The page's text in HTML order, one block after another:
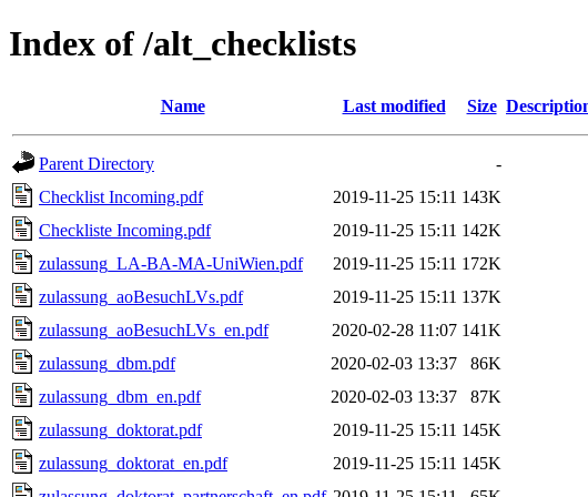
Index of /alt_checklists
Name Last modified Size
Parent Directory
-
Checklist Incoming.pdf
2019-11-25 15:11 143K
Checkliste Incoming.pdf
2019-11-25 15:11 142K
zulassung_LA-BA-MA-UniWien.pdf
2019-11-25 15:11 172K
zulassung_aoBesuchLVs.pdf
2019-11-25 15:11 137K
zulassung_aoBesuchLVs_en.pdf
2020-02-28 11:07 141K
zulassung_dbm.pdf
2020-02-03 13:37
86K
zulassung_dbm_en.pdf
2020-02-03 13:37
87K
zulassung_doktorat.pdf
2019-11-25 15:11 145K
zulassung_doktorat_en.pdf
2019-11-25 15:11 145K